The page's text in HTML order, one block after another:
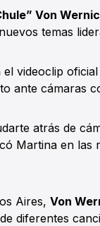
Von
temas
videoclip oficial
ante cámaras
atrás de
Martina en las
Aires, Von
diferentes